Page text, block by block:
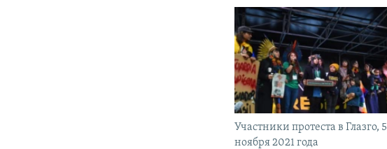
Участники протеста в Глазго, 5
ноября 2021 года